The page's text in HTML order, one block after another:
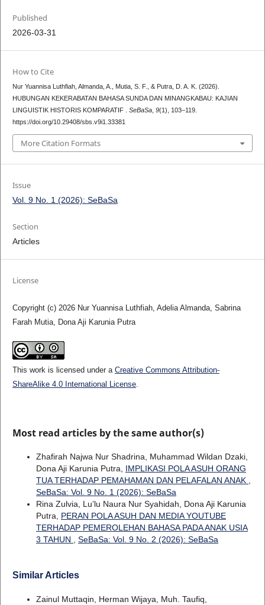
Published
2026-03-31
How to Cite
Nur Yuannisa Luthfiah, Almanda, A., Mutia, S. F., & Putra, D. A. K. (2026).
HUBUNGAN KEKERABATAN BAHASA SUNDA DAN MINANGKABAU: KAJIAN
LINGUISTIK HISTORIS KOMPARATIF . SeBaSa, 9(1), 103–119.
https://doi.org/10.29408/sbs.v9i1.33381
More Citation Formats
Issue
Vol. 9 No. 1 (2026): SeBaSa
Section
Articles
License
Copyright (c) 2026 Nur Yuannisa Luthfiah, Adelia Almanda, Sabrina
Farah Mutia, Dona Aji Karunia Putra
This work is licensed under a Creative Commons Attribution-
ShareAlike 4.0 International License.
Most read articles by the same author(s)
Zhafirah Najwa Nur Shadrina, Muhammad Wildan Dzaki,
Dona Aji Karunia Putra, IMPLIKASI POLA ASUH ORANG
TUA TERHADAP PEMAHAMAN DAN PELAFALAN ANAK
SeBaSa: Vol. 9 No. 1 (2026): SeBaSa
Rina Zulvia, Lu’lu Naura Nur Syahidah, Dona Aji Karunia
Putra, PERAN POLA ASUH DAN MEDIA YOUTUBE
TERHADAP PEMEROLEHAN BAHASA PADA ANAK USIA
3 TAHUN
SeBaSa: Vol. 9 No. 2 (2026): SeBaSa
Similar Articles
Zainul Muttaqin, Herman Wijaya, Muh. Taufiq,